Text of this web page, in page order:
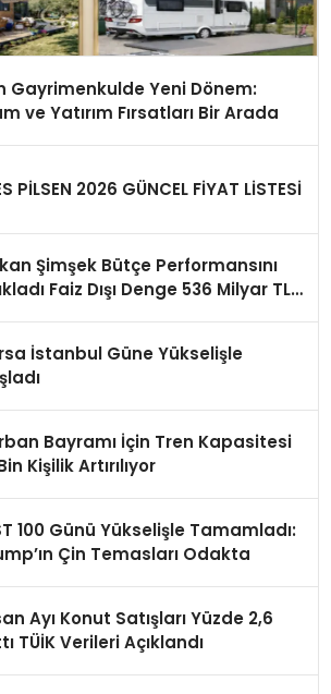
Gayrimenkulde Yeni Dönem:
ve Yatırım Fırsatları Bir Arada
PİLSEN 2026 GÜNCEL FİYAT LİSTESİ
Şimşek Bütçe Performansını
Faiz Dışı Denge 536 Milyar TL
İstanbul Güne Yükselişle
Bayramı İçin Tren Kapasitesi
Kişilik Artırılıyor
100 Günü Yükselişle Tamamladı:
Çin Temasları Odakta
Ayı Konut Satışları Yüzde 2,6
TÜİK Verileri Açıklandı